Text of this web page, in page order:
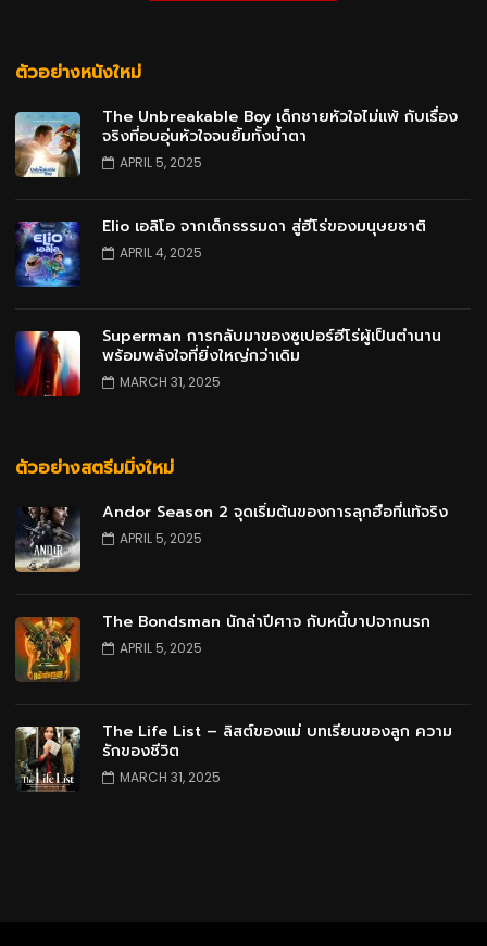
ตัวอย่างหนังใหม่
The Unbreakable Boy เด็กชายหัวใจไม่แพ้ กับเรื่อง
จริงที่อบอุ่นหัวใจจนยิ้มทั้งน้ำตา
APRIL 5, 2025
Elio เอลิโอ จากเด็กธรรมดา สู่ฮีโร่ของมนุษยชาติ
APRIL 4, 2025
Superman การกลับมาของซูเปอร์ฮีโร่ผู้เป็นตำนาน
พร้อมพลังใจที่ยิ่งใหญ่กว่าเดิม
MARCH 31, 2025
ตัวอย่างสตรีมมิ่งใหม่
Andor Season 2 จุดเริ่มต้นของการลุกฮือที่แท้จริง
APRIL 5, 2025
The Bondsman นักล่าปีศาจ กับหนี้บาปจากนรก
APRIL 5, 2025
The Life List – ลิสต์ของแม่ บทเรียนของลูก ความ
รักของชีวิต
MARCH 31, 2025